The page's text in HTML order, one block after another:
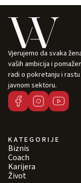
Vjerujemo da svaka
vaših ambicija i
radi o pokretanju i
javnom sektoru.
KATEGORIJE
Biznis
Coach
Karijera
Život